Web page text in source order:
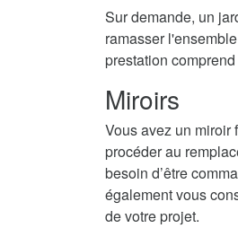
Sur demande, un
ramasser
prestation
Miroirs
Vous avez un miroir
procéder au
besoin d’être
également vous
de votre projet.